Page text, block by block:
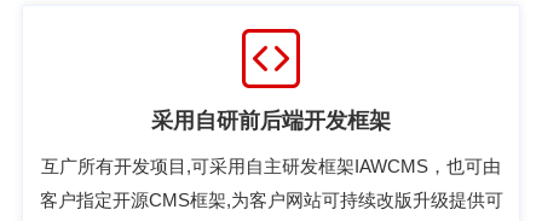
采用自研前后端开发框架
互广所有开发项目,可采用自主研发框架IAWCMS，也可由
客户指定开源CMS框架,为客户网站可持续改版升级提供可